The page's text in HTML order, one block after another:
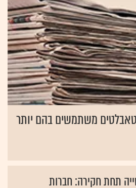
הטאבלטים משתמשים בהם יותר
תחת חקירה: חברות